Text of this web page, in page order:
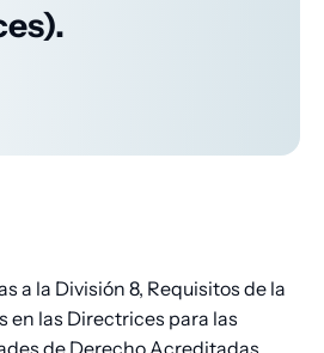
a la División 8, Requisitos de la
en las Directrices para las